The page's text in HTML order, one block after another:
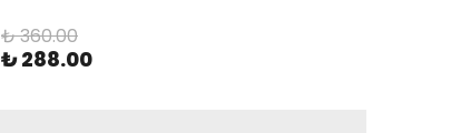
₺ 360.00
₺ 288.00